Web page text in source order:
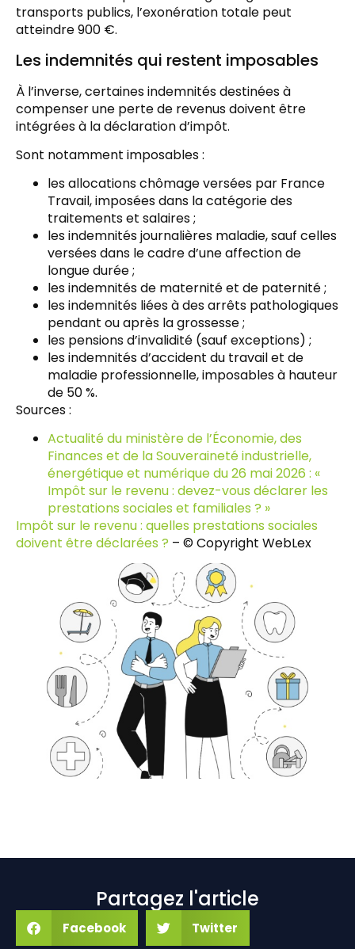
transports publics, l’exonération totale peut
atteindre 900 €.
Les indemnités qui restent imposables
À l’inverse, certaines indemnités destinées à
compenser une perte de revenus doivent être
intégrées à la déclaration d’impôt.
Sont notamment imposables :
les allocations chômage versées par France
Travail, imposées dans la catégorie des
traitements et salaires ;
les indemnités journalières maladie, sauf celles
versées dans le cadre d’une affection de
longue durée ;
les indemnités de maternité et de paternité ;
les indemnités liées à des arrêts pathologiques
pendant ou après la grossesse ;
les pensions d’invalidité (sauf exceptions) ;
les indemnités d’accident du travail et de
maladie professionnelle, imposables à hauteur
de 50 %.
Sources :
Actualité du ministère de l’Économie, des
Finances et de la Souveraineté industrielle,
énergétique et numérique du 26 mai 2026 : «
Impôt sur le revenu : devez-vous déclarer les
prestations sociales et familiales ? »
Impôt sur le revenu : quelles prestations sociales
doivent être déclarées ? – © Copyright WebLex
Partagez l'article
Facebook Twitter